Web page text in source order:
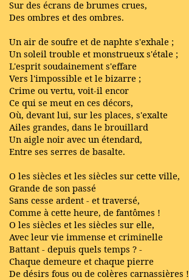
Sur des écrans de brumes crues,
Des ombres et des ombres.
Un air de soufre et de naphte s'exhale ;
Un soleil trouble et monstrueux s'étale ;
L'esprit soudainement s'effare
Vers l'impossible et le bizarre ;
Crime ou vertu, voit-il encor
Ce qui se meut en ces décors,
Où, devant lui, sur les places, s'exalte
Ailes grandes, dans le brouillard
Un aigle noir avec un étendard,
Entre ses serres de basalte.
O les siècles et les siècles sur cette ville,
Grande de son passé
Sans cesse ardent - et traversé,
Comme à cette heure, de fantômes !
O les siècles et les siècles sur elle,
Avec leur vie immense et criminelle
Battant - depuis quels temps ? -
Chaque demeure et chaque pierre
De désirs fous ou de colères carnassières !